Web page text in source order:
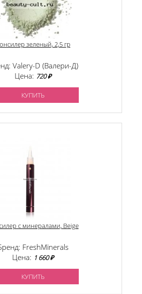
зеленый, 2,5 гр
Valery-D (Валери-Д)
Цена: 720 ₽
КУПИТЬ
с минералами, Beige
FreshMinerals
Цена: 1 660 ₽
КУПИТЬ